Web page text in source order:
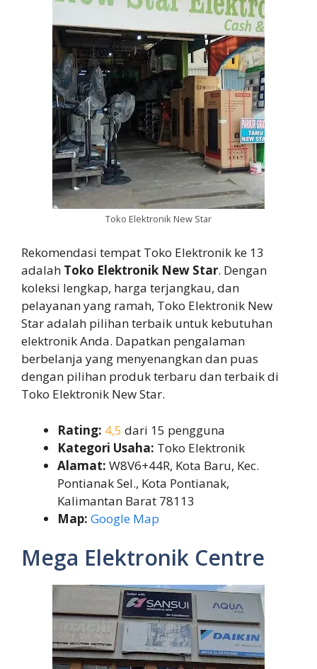
Toko Elektronik New Star
Rekomendasi tempat Toko Elektronik ke 13
adalah Toko Elektronik New Star. Dengan
koleksi lengkap, harga terjangkau, dan
pelayanan yang ramah, Toko Elektronik New
Star adalah pilihan terbaik untuk kebutuhan
elektronik Anda. Dapatkan pengalaman
berbelanja yang menyenangkan dan puas
dengan pilihan produk terbaru dan terbaik di
Toko Elektronik New Star.
Rating: 4,5 dari 15 pengguna
Kategori Usaha: Toko Elektronik
Alamat: W8V6+44R, Kota Baru, Kec.
Pontianak Sel., Kota Pontianak,
Kalimantan Barat 78113
Map: Google Map
Mega Elektronik Centre